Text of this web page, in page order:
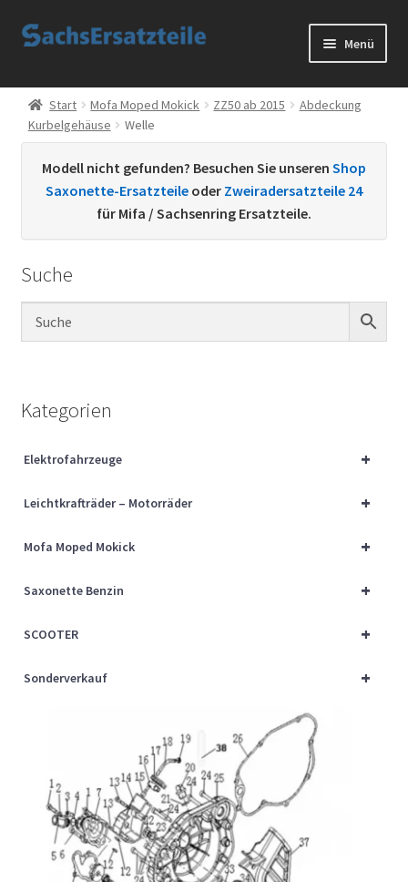
Zur
Zum
Menü
Start
AGB
Datenschutzerklärung
Kontakt
Sachs Ersatzteile
Über uns
Start Mofa Moped Mokick ZZ50 ab 2015
Abdeckung
Kurbelgehäuse
Welle
Modell nicht gefunden? Besuchen Sie unseren Shop
Saxonette-Ersatzteile oder Zweiradersatzteile 24
für Mifa / Sachsenring Ersatzteile.
Suche
Kategorien
+
Elektrofahrzeuge
+
Leichtkrafträder – Motorräder
+
Mofa Moped Mokick
+
Saxonette Benzin
+
SCOOTER
+
Sonderverkauf